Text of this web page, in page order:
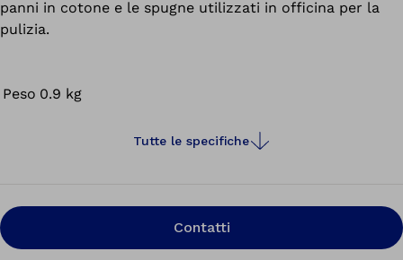
panni in cotone e le spugne utilizzati in officina per la
pulizia.
Peso 0.9 kg
Tutte le specifiche
Contatti